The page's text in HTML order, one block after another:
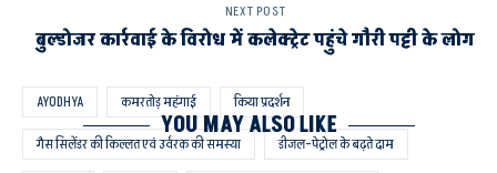
AYODHYA कमरतोड़ महंगाई किया प्रदर्शन
गैस सिलेंडर की किल्लत एवं उर्वरक की समस्या डीजल-पेट्रोल के बढ़ते दाम
NEXT POST
बुल्डोजर कार्रवाई के विरोध में कलेक्ट्रेट पहुंचे गौरी पट्टी के लोग
YOU MAY ALSO LIKE